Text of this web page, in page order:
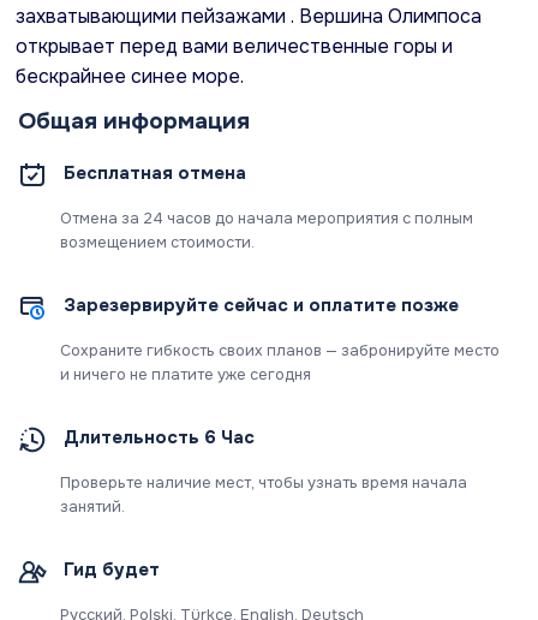
захватывающими пейзажами . Вершина Олимпоса
открывает перед вами величественные горы и
бескрайнее синее море.
Общая информация
Бесплатная отмена
Отмена за 24 часов до начала мероприятия с полным
возмещением стоимости.
Зарезервируйте сейчас и оплатите позже
Сохраните гибкость своих планов — забронируйте место
и ничего не платите уже сегодня
Длительность 6 Час
Проверьте наличие мест, чтобы узнать время начала
занятий.
Гид будет
Русский, Polski, Türkçe, English, Deutsch